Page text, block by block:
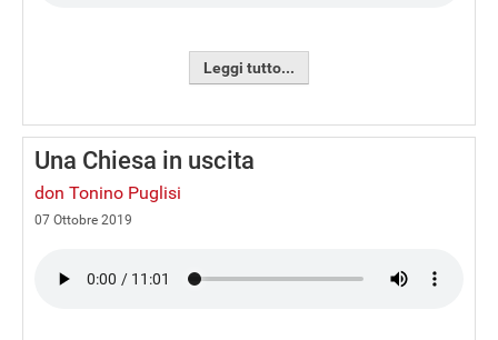
Leggi tutto...
Una Chiesa in uscita
don Tonino Puglisi
07 Ottobre 2019